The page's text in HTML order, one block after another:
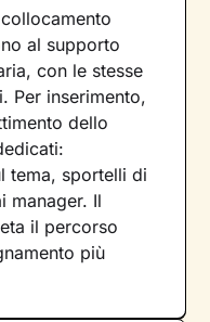
al supporto
con le stesse
Per inserimento,
dello
tema, sportelli di
manager. Il
il percorso
più